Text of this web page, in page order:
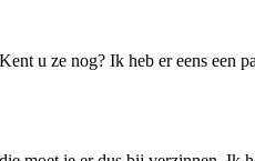
u ze nog? Ik heb er eens een